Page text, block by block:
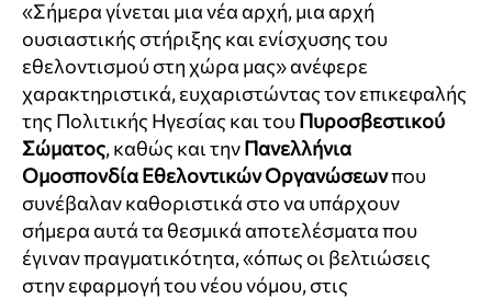
«Σήμερα γίνεται μια νέα αρχή, μια αρχή
ουσιαστικής στήριξης και ενίσχυσης του
εθελοντισμού στη χώρα μας» ανέφερε
χαρακτηριστικά, ευχαριστώντας τον επικεφαλής
της Πολιτικής Ηγεσίας και τουΠυροσβεστικού
Σώματος, καθώς και τηνΠανελλήνια
Ομοσπονδία Εθελοντικών Οργανώσεωνπου
συνέβαλαν καθοριστικά στο να υπάρχουν
σήμερα αυτά τα θεσμικά αποτελέσματα που
έγιναν πραγματικότητα, «όπως οι βελτιώσεις
στην εφαρμογή του νέου νόμου, στις